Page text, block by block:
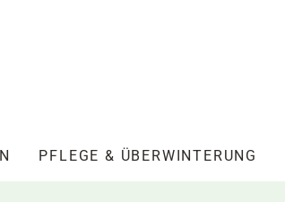
PFLEGE & ÜBERWINTERUNG